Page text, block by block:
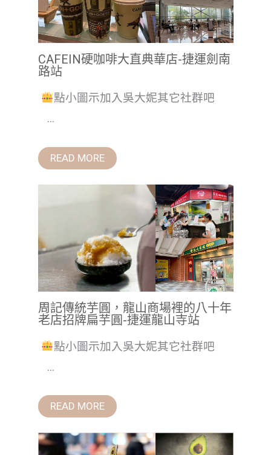
CAFEIN硬咖啡大直典華店-捷運劍南
路站
點小圖示加入吳大妮其它社群吧
...
READ MORE
周記傳統芋圓，龍山商場裡的八十年
老店招牌扁芋圓-捷運龍山寺站
點小圖示加入吳大妮其它社群吧
...
READ MORE